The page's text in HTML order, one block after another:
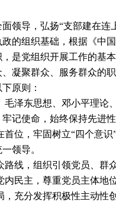
领导，弘扬“支部建在连
的组织基础，根据《中
是党组织开展工作的基
凝聚群众、服务群众的
原则：
毛泽东思想、邓小平理
记使命，始终保持先进
首位，牢固树立“四个意
领导。
路线，组织引领党员、
内民主，尊重党员主体
，充分发挥积极性主动